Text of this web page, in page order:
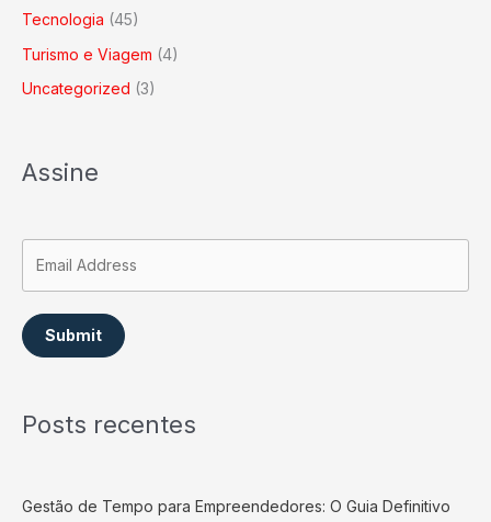
Tecnologia (45)
Turismo e Viagem (4)
Uncategorized (3)
Assine
Submit
Posts recentes
Gestão de Tempo para Empreendedores: O Guia Definitivo